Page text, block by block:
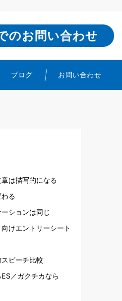
のお問い合わせ
ブログ お問い合わせ
は描写的になる
る
ションは同じ
けエントリーシート
ピーチ比較
／ガクチカなら